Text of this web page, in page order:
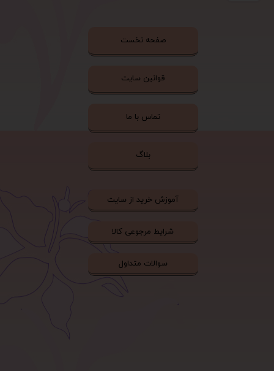
صفحه نخست
قوانین سایت
تماس با ما
بلاگ
آموزش خرید از سایت
شرایط مرجوعی کالا
سوالات متداول